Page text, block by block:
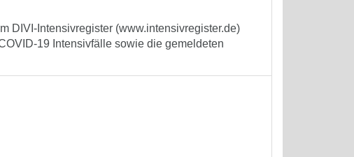
DIVI-Intensivregister (www.intensivregister.de)
19 Intensivfälle sowie die gemeldeten